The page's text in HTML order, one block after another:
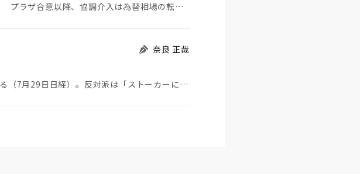
日米が協調介入に踏み切った。円は急騰している。 プラザ合意以降、協調介入は為替相場の転機になって…
奈良 正哉
ストーカーにGPSを着けさせることが議論されている（7月29日日経）。反対派は「ストーカーにも人権…